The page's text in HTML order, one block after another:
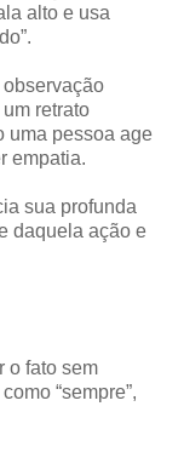
alto e usa
retrato
uma pessoa age
empatia.
sua profunda
daquela ação e
o fato sem
“sempre”,